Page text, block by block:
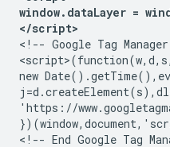
window.dataLayer =
</script>
<!-- Google Tag
new
'https://